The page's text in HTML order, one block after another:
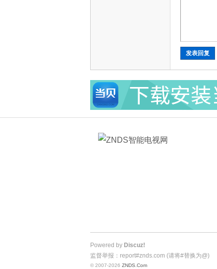
发表回复
Powered by Discuz!
监督举报：report#znds.com (请将#替换为@)
© 2007-2026 ZNDS.Com